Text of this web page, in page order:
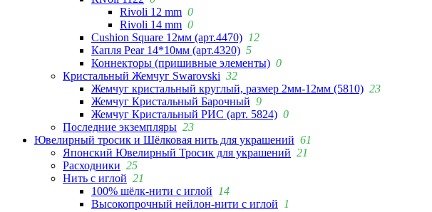
Rivoli 12 mm 0
Rivoli 14 mm 0
Cushion Square 12мм (арт.4470) 12
Капля Pear 14*10мм (арт.4320) 5
Коннекторы (пришивные элементы) 0
Кристальный Жемчуг Swarovski 32
Жемчуг кристальный круглый, размер 2мм-12мм (5810) 23
Жемчуг Кристальный Барочный 9
Жемчуг Кристальный РИС (арт. 5824) 0
Последние экземпляры 23
Ювелирный тросик и Шёлковая нить для украшений 61
Японский Ювелирный Тросик для украшений 21
Расходники 25
Нить с иглой 21
100% шёлк-нити с иглой
14
Высокопрочный нейлон-нити с иглой
1